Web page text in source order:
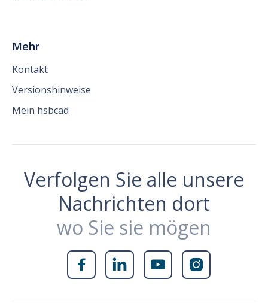
Mehr
Kontakt
Versionshinweise
Mein hsbcad
Verfolgen Sie alle unsere
Nachrichten dort
wo Sie sie mögen
   